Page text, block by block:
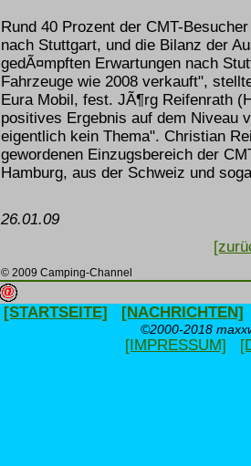
Rund 40 Prozent der CMT-
nach Stuttgart, und die Bilanz der
gedÃ¤mpften Erwartungen nach
Fahrzeuge wie 2008 verkauft",
Eura Mobil, fest. JÃ¶rg Reifenrath
positives Ergebnis auf dem Niveau
eigentlich kein Thema". Christian
gewordenen Einzugsbereich der
Hamburg, aus der Schweiz und
26.01.09
© 2009 Camping-Channel
[STARTSEITE] [NACHRICHTEN]
©2000-2018
[IMPRESSUM]